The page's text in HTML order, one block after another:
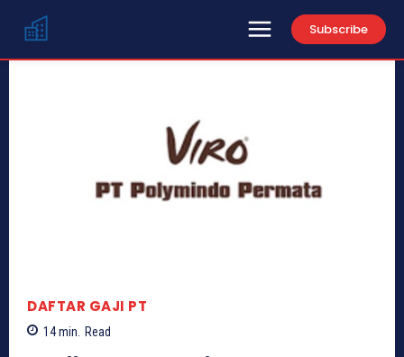
Subscribe
DAFTAR GAJI PT
14min. Read